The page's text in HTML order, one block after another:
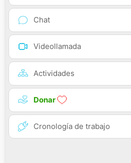
Chat
Videollamada
Actividades
Donar
Cronología de trabajo